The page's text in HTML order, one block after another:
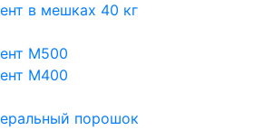
в мешках 40 кг
М500
М400
порошок